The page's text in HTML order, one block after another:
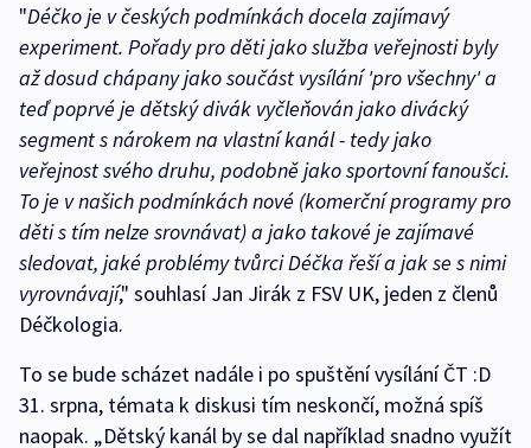
"Déčko je v českých podmínkách docela zajímavý
experiment. Pořady pro děti jako služba veřejnosti byly
až dosud chápany jako součást vysílání 'pro všechny' a
teď poprvé je dětský divák vyčleňován jako divácký
segment s nárokem na vlastní kanál - tedy jako
veřejnost svého druhu, podobně jako sportovní fanoušci.
To je v našich podmínkách nové (komerční programy pro
děti s tím nelze srovnávat) a jako takové je zajímavé
sledovat, jaké problémy tvůrci Déčka řeší a jak se s nimi
vyrovnávají," souhlasí Jan Jirák z FSV UK, jeden z členů
Déčkologia.
To se bude scházet nadále i po spuštění vysílání ČT :D
31. srpna, témata k diskusi tím neskončí, možná spíš
naopak. „Dětský kanál by se dal například snadno využít